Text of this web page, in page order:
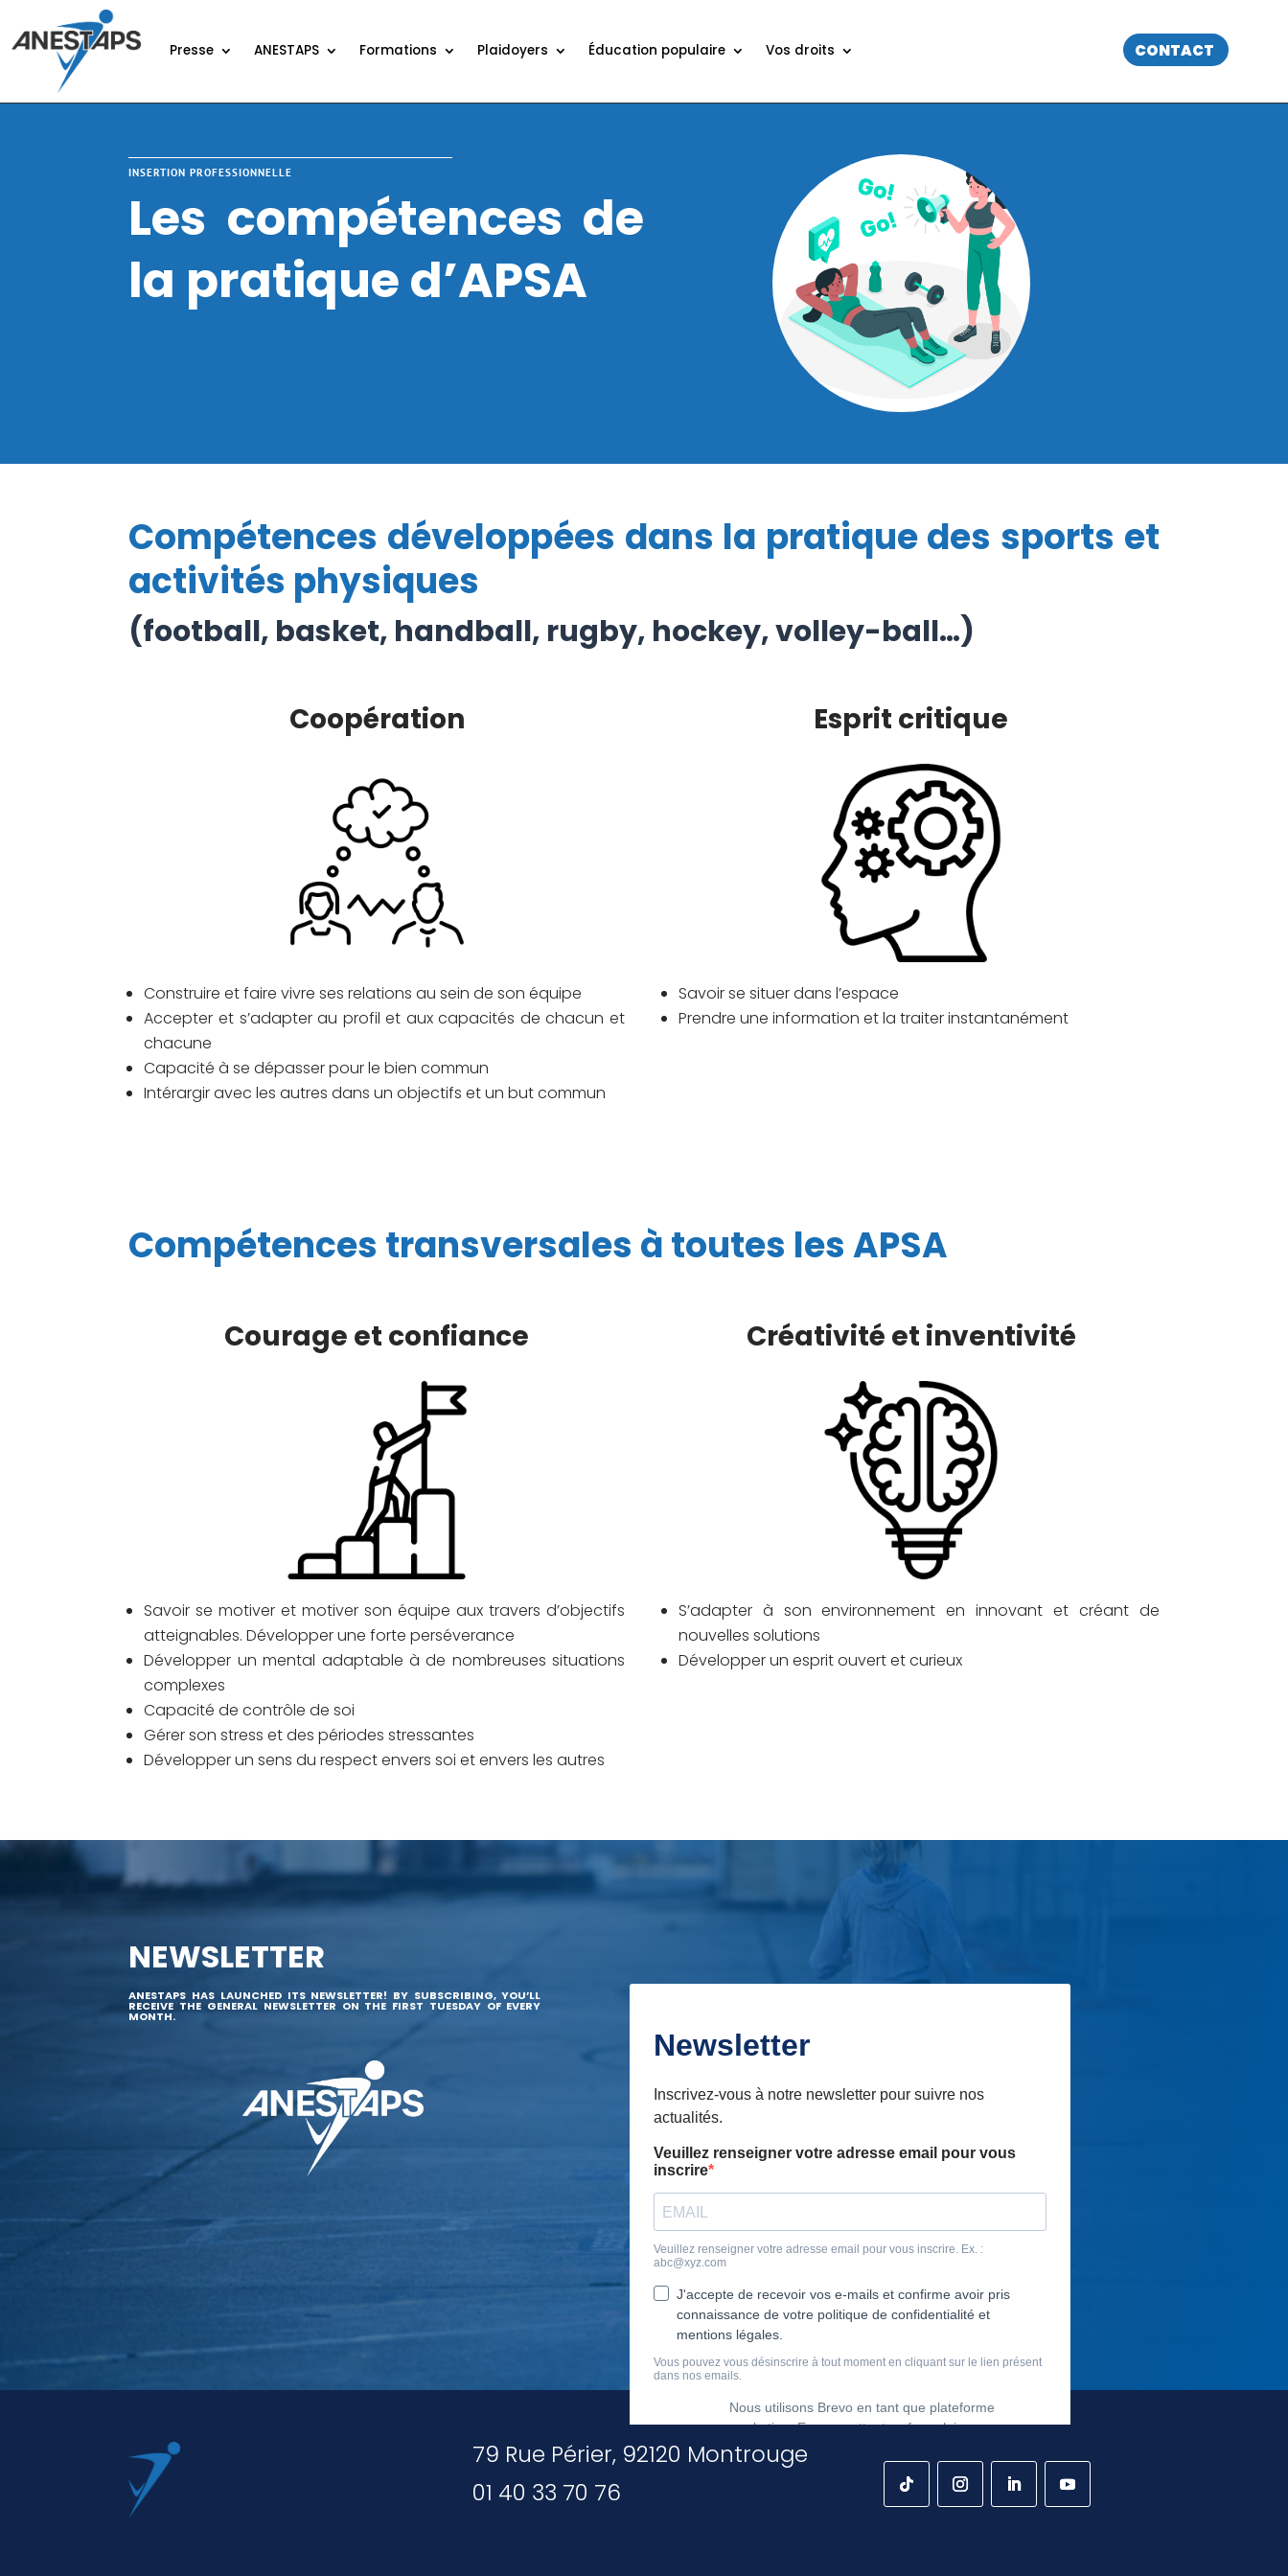
Presse ANESTAPS Formations Plaidoyers Éducation populaire Vos droits CONTACT
INSERTION PROFESSIONNELLE
Les compétences de
la pratique d’APSA
Compétences développées dans la pratique des sports et
activités physiques
(football, basket, handball, rugby, hockey, volley-ball…)
Coopération
Construire et faire vivre ses relations au sein de son équipe
Accepter et s’adapter au profil et aux capacités de chacun et
chacune
Capacité à se dépasser pour le bien commun
Intérargir avec les autres dans un objectifs et un but commun
Esprit critique
Savoir se situer dans l’espace
Prendre une information et la traiter instantanément
Compétences transversales à toutes les APSA
Courage et confiance
Savoir se motiver et motiver son équipe aux travers d’objectifs
atteignables. Développer une forte perséverance
Développer un mental adaptable à de nombreuses situations
complexes
Capacité de contrôle de soi
Gérer son stress et des périodes stressantes
Développer un sens du respect envers soi et envers les autres
Créativité et inventivité
S’adapter à son environnement en innovant et créant de
nouvelles solutions
Développer un esprit ouvert et curieux
NEWSLETTER
ANESTAPS HAS LAUNCHED ITS NEWSLETTER! BY SUBSCRIBING, YOU’LL
RECEIVE THE GENERAL NEWSLETTER ON THE FIRST TUESDAY OF EVERY
MONTH.
79 Rue Périer, 92120 Montrouge
01 40 33 70 76